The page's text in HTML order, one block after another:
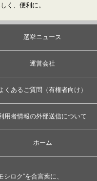
く、便利に。
選挙ニュース
運営会社
くあるご質問（有権者向け）
用者情報の外部送信について
ホーム
ロク”を合言葉に、